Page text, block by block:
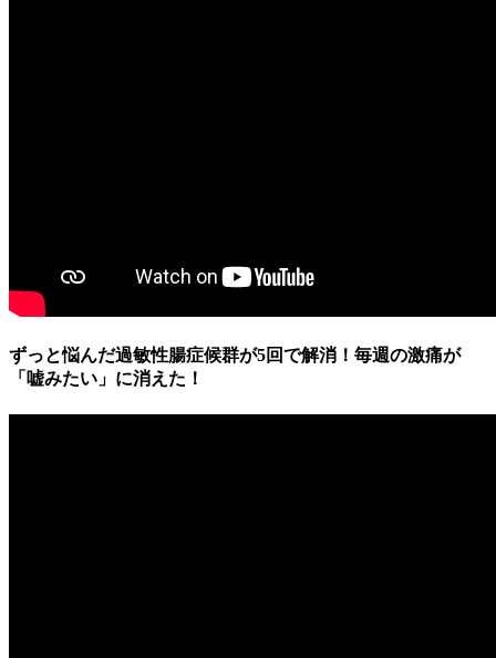
ずっと悩んだ過敏性腸症候群が5回で解消！毎週の激痛が
「嘘みたい」に消えた！